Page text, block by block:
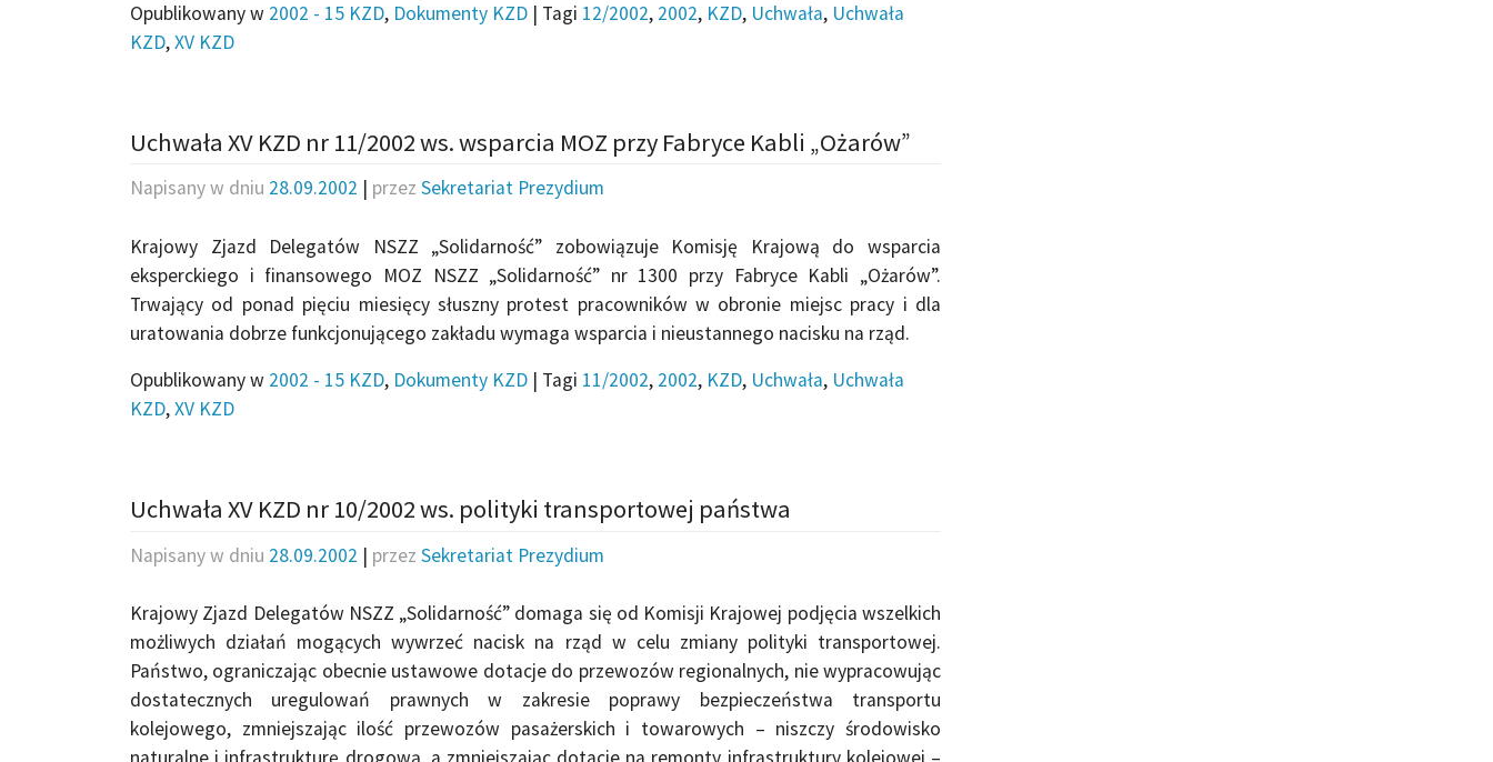
Opublikowany w 2002 - 15 KZD, Dokumenty KZD | Tagi 12/2002, 2002, KZD, Uchwała, Uchwała
KZD,XV KZD
Uchwała XV KZD nr 11/2002 ws. wsparcia MOZ przy Fabryce Kabli „Ożarów”
Napisany w dniu 28.09.2002 | przez Sekretariat Prezydium
Krajowy Zjazd Delegatów NSZZ „Solidarność” zobowiązuje Komisję Krajową do wsparcia
eksperckiego i finansowego MOZ NSZZ „Solidarność” nr 1300 przy Fabryce Kabli „Ożarów”.
Trwający od ponad pięciu miesięcy słuszny protest pracowników w obronie miejsc pracy i dla
uratowania dobrze funkcjonującego zakładu wymaga wsparcia i nieustannego nacisku na rząd.
Opublikowany w 2002 - 15 KZD, Dokumenty KZD | Tagi 11/2002, 2002, KZD, Uchwała, Uchwała
KZD,XV KZD
Uchwała XV KZD nr 10/2002 ws. polityki transportowej państwa
Napisany w dniu 28.09.2002 | przez Sekretariat Prezydium
Krajowy Zjazd Delegatów NSZZ „Solidarność” domaga się od Komisji Krajowej podjęcia wszelkich
możliwych działań mogących wywrzeć nacisk na rząd w celu zmiany polityki transportowej.
Państwo, ograniczając obecnie ustawowe dotacje do przewozów regionalnych, nie wypracowując
dostatecznych uregulowań prawnych w zakresie poprawy bezpieczeństwa transportu
kolejowego, zmniejszając ilość przewozów pasażerskich i towarowych – niszczy środowisko